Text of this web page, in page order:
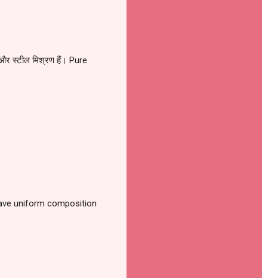
स्टील मिश्रण हैं। Pure
uniform composition